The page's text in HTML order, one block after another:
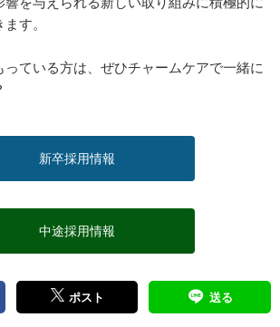
す。
ている方は、ぜひチャームケアで一緒に
新卒採用情報
中途採用情報
ポスト 送る